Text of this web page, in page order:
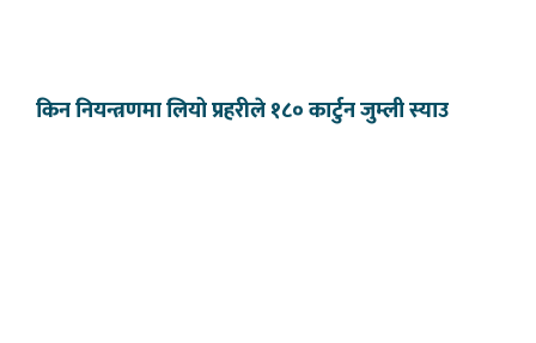
किन नियन्त्रणमा लियो प्रहरीले १८० कार्टुन जुम्ली स्याउ